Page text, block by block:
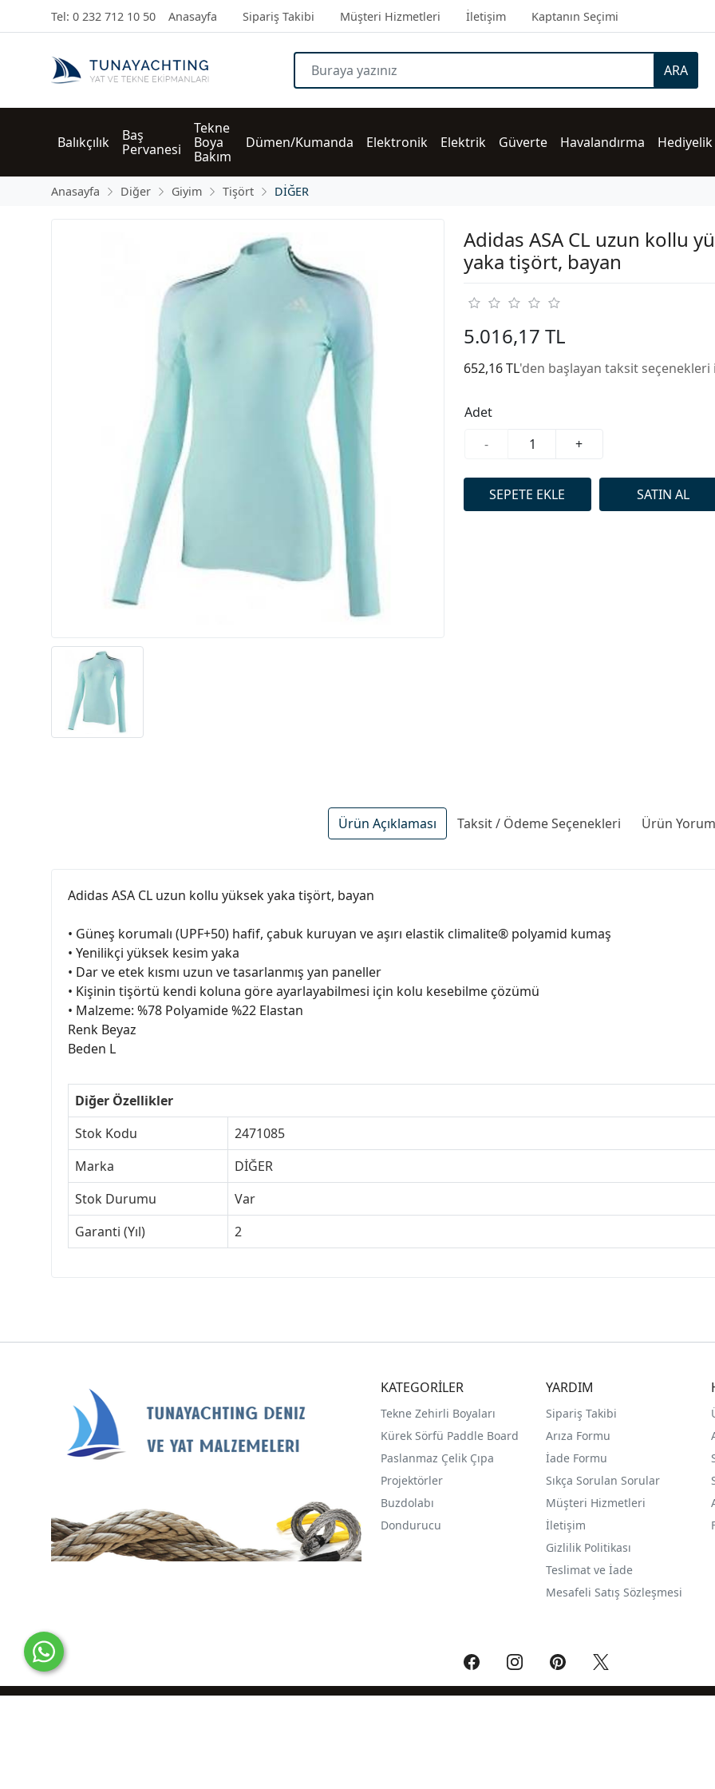
Tel: 0 232 712 10 50 Anasayfa Sipariş Takibi Müşteri Hizmetleri İletişim Kaptanın Seçimi
ARA
Balıkçılık
Baş
Pervanesi
Tekne
Boya
Bakım
Dümen/Kumanda Elektronik Elektrik Güverte Havalandırma Hediyelik
Anasayfa Diğer Giyim Tişört DİĞER
Adidas ASA CL uzun kollu
yaka tişört, bayan
5.016,17 TL
652,16 TL'den başlayan taksit
Adet
-
+
Ürün Açıklaması Taksit / Ödeme Seçenekleri Ürün
Adidas ASA CL uzun kollu yüksek yaka tişört, bayan
• Güneş korumalı (UPF+50) hafif, çabuk kuruyan ve aşırı elastik climalite® polyamid kumaş
• Yenilikçi yüksek kesim yaka
• Dar ve etek kısmı uzun ve tasarlanmış yan paneller
• Kişinin tişörtü kendi koluna göre ayarlayabilmesi için kolu kesebilme çözümü
• Malzeme: %78 Polyamide %22 Elastan
Renk Beyaz
Beden L
Diğer Özellikler
Stok Kodu
2471085
Marka
DİĞER
Stok Durumu
Var
Garanti (Yıl)
2
KATEGORİLER
Tekne Zehirli Boyaları
Kürek Sörfü Paddle Board
Paslanmaz Çelik Çıpa
Projektörler
Buzdolabı
Dondurucu
YARDIM
Sipariş Takibi
Arıza Formu
İade Formu
Sıkça Sorulan Sorular
Müşteri Hizmetleri
İletişim
Gizlilik Politikası
Teslimat ve İade
Mesafeli Satış Sözleşmesi